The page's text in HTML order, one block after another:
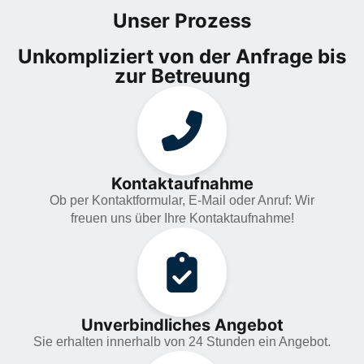
Unser Prozess
Unkompliziert von der Anfrage bis
zur Betreuung
Kontaktaufnahme
Ob per Kontaktformular, E-Mail oder Anruf: Wir
freuen uns über Ihre Kontaktaufnahme!
Unverbindliches Angebot
Sie erhalten innerhalb von 24 Stunden ein Angebot.